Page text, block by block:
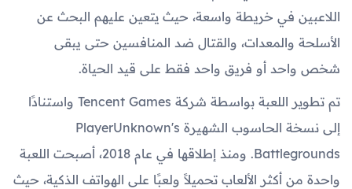
اللاعبين في خريطة واسعة، حيث يتعين عليهم البحث عن
الأسلحة والمعدات، والقتال ضد المنافسين حتى يبقى
شخص واحد أو فريق واحد فقط على قيد الحياة.
تم تطوير اللعبة بواسطة شركة Tencent Games واستنادًا
إلى نسخة الحاسوب الشهيرة PlayerUnknown's
Battlegrounds. ومنذ إطلاقها في عام 2018، أصبحت اللعبة
واحدة من أكثر الألعاب تحميلاً ولعبًا على الهواتف الذكية، حيث